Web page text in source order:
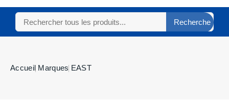
Recherche
Accueil Marques EAST